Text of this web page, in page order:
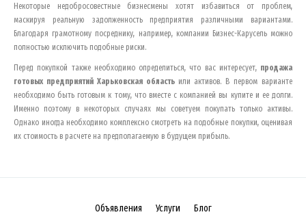
Некоторые недобросовестные бизнесмены хотят избавиться от проблем,
маскируя реальную задолженность предприятия различными вариантами.
Благодаря грамотному посреднику, например, компании Бизнес-Карусель можно
полностью исключить подобные риски.
Перед покупкой также необходимо определиться, что вас интересует, продажа
готовых предприятий Харьковская область или активов. В первом варианте
необходимо быть готовым к тому, что вместе с компанией вы купите и ее долги.
Именно поэтому в некоторых случаях мы советуем покупать только активы.
Однако иногда необходимо комплексно смотреть на подобные покупки, оценивая
их стоимость в расчете на предполагаемую в будущем прибыль.
Объявления Услуги Блог